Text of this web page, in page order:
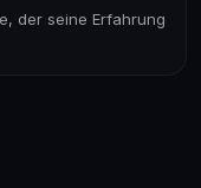
der seine Erfahrung